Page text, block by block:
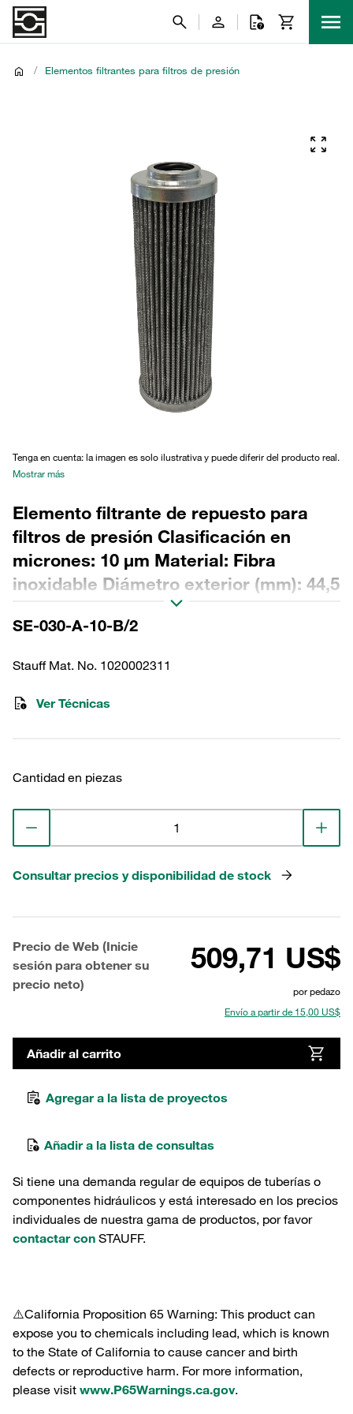
/ Elementos filtrantes para filtros de presión
Tenga en cuenta: la imagen es solo ilustrativa y puede diferir del producto real.
Mostrar más
Elemento filtrante de repuesto para
filtros de presión Clasificación en
micrones: 10 µm Material: Fibra
inoxidable Diámetro exterior (mm): 44,5
Diámetro interior (mm): 22,2 Longitud
(mm): 158 Sellado: NBR, relación β >2
SE-030-A-10-B/2
Stauff Mat. No. 1020002311
Ver Técnicas
Cantidad en piezas
Consultar precios y disponibilidad de stock
Precio de Web (Inicie
sesión para obtener su
precio neto)
509,71 US$
por pedazo
Envío a partir de 15,00 US$
Añadir al carrito
Agregar a la lista de proyectos
Añadir a la lista de consultas
Si tiene una demanda regular de equipos de tuberías o
componentes hidráulicos y está interesado en los precios
individuales de nuestra gama de productos, por favor
contactar con STAUFF.
⚠️California Proposition 65 Warning: This product can
expose you to chemicals including lead, which is known
to the State of California to cause cancer and birth
defects or reproductive harm. For more information,
please visit www.P65Warnings.ca.gov.